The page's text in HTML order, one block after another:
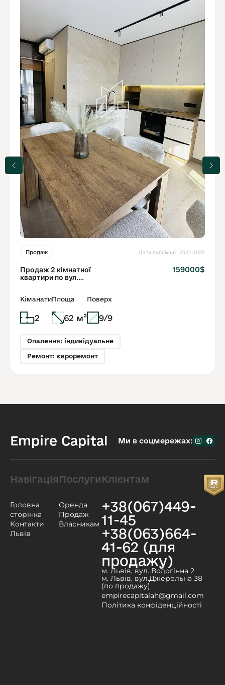
Продаж Дата публікації: 25.11.2025
Продаж 2 кімнатної
квартири по вул.
159000$
Кіманати
2
Площа
62 м²
Поверх
9/9
Опалення: індивідуальне
Ремонт: євроремонт
Empire Capital Ми в соцмережах:
Навігація
Головна
сторінка
Контакти
Львів
Послуги
Оренда
Продаж
Власникам
Клієнтам
+38(067)449-
11-45
+38(063)664-
41-62 (для
продажу)
м. Львів, вул. Водогінна 2
м. Львів, вул.Джерельна 38
(по продажу)
empirecapitalah@gmail.com
Політика конфіденційності